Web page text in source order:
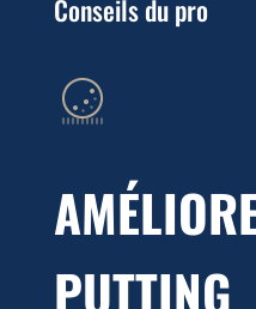
Conseils du pro
PUTTING